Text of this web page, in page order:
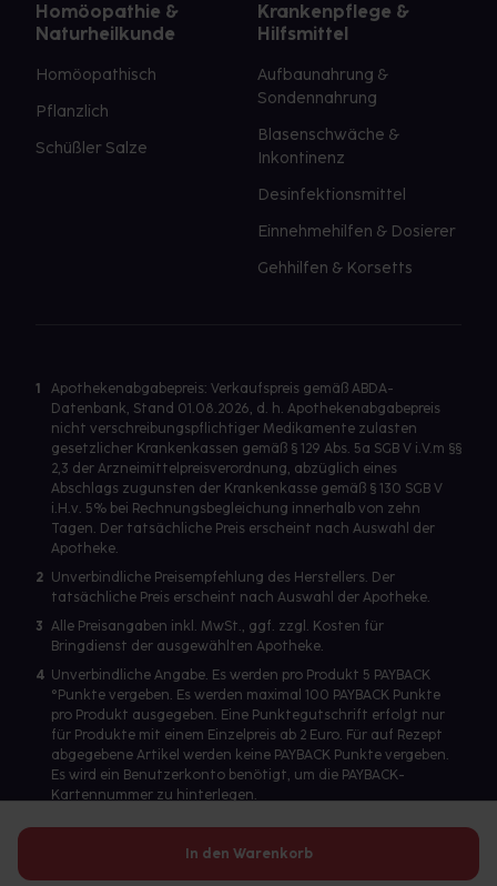
In den Warenkorb
Homöopathie &
Naturheilkunde
Homöopathisch
Pflanzlich
Schüßler Salze
Krankenpflege &
Hilfsmittel
Aufbaunahrung &
Sondennahrung
Blasenschwäche &
Inkontinenz
Desinfektionsmittel
Einnehmehilfen & Dosierer
Gehhilfen & Korsetts
1
Apothekenabgabepreis: Verkaufspreis gemäß ABDA-
Datenbank, Stand 01.08.2026, d. h. Apothekenabgabepreis
nicht verschreibungspflichtiger Medikamente zulasten
gesetzlicher Krankenkassen gemäß § 129 Abs. 5a SGB V i.V.m §§
2,3 der Arzneimittelpreisverordnung, abzüglich eines
Abschlags zugunsten der Krankenkasse gemäß § 130 SGB V
i.H.v. 5% bei Rechnungsbegleichung innerhalb von zehn
Tagen. Der tatsächliche Preis erscheint nach Auswahl der
Apotheke.
2 Unverbindliche Preisempfehlung des Herstellers. Der
tatsächliche Preis erscheint nach Auswahl der Apotheke.
3 Alle Preisangaben inkl. MwSt., ggf. zzgl. Kosten für
Bringdienst der ausgewählten Apotheke.
4 Unverbindliche Angabe. Es werden pro Produkt 5 PAYBACK
°Punkte vergeben. Es werden maximal 100 PAYBACK Punkte
pro Produkt ausgegeben. Eine Punktegutschrift erfolgt nur
für Produkte mit einem Einzelpreis ab 2 Euro. Für auf Rezept
abgegebene Artikel werden keine PAYBACK Punkte vergeben.
Es wird ein Benutzerkonto benötigt, um die PAYBACK-
Kartennummer zu hinterlegen.
Betreiber des Portals und verantwortlich: gesund.de GmbH &